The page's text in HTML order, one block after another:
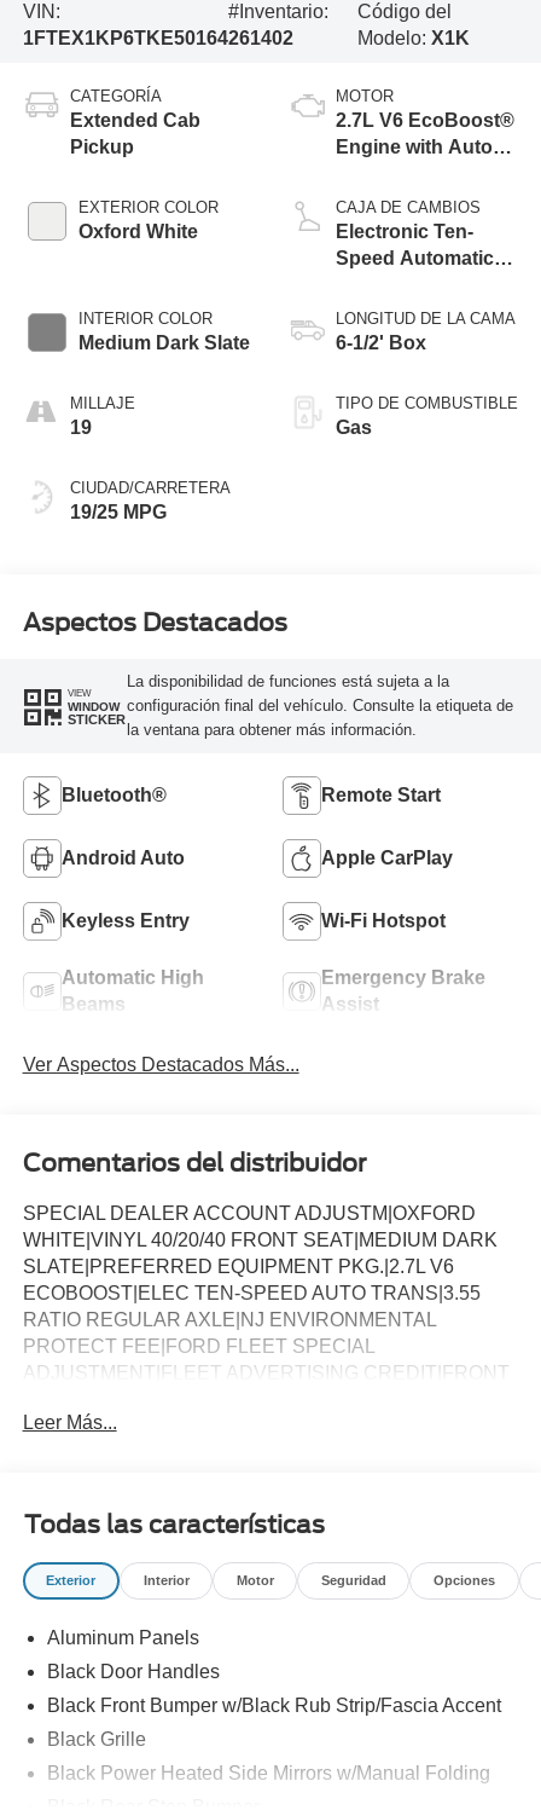
VIN:
1FTEX1KP6TKE50164
#Inventario:
261402
Código del
Modelo:X1K
CATEGORÍA
Extended Cab
Pickup
EXTERIOR COLOR
Oxford White
INTERIOR COLOR
Medium Dark Slate
MILLAJE
19
CIUDAD/CARRETERA
19/25 MPG
MOTOR
2.7L V6 EcoBoost®
Engine with Auto
Technology
CAJA DE CAMBIOS
Electronic Ten-
Speed Automatic
LONGITUD DE LA CAMA
6-1/2' Box
TIPO DE COMBUSTIBLE
Gas
Aspectos Destacados
VIEW
WINDOW
STICKER
La disponibilidad de funciones está sujeta a la
configuración final del vehículo. Consulte la etiqueta de
la ventana para obtener más información.
Bluetooth® Remote Start
Android Auto Apple CarPlay
Keyless Entry Wi-Fi Hotspot
Automatic High
Beams
Emergency Brake
Assist
Ver Aspectos Destacados Más...
Comentarios del distribuidor
SPECIAL DEALER ACCOUNT ADJUSTM|OXFORD
WHITE|VINYL 40/20/40 FRONT SEAT|MEDIUM DARK
SLATE|PREFERRED EQUIPMENT PKG.|2.7L V6
ECOBOOST|ELEC TEN-SPEED AUTO TRANS|3.55
RATIO REGULAR AXLE|NJ ENVIRONMENTAL
PROTECT FEE|FORD FLEET SPECIAL
ADJUSTMENT|FLEET ADVERTISING CREDIT|FRONT
EMISSIONS|BACKUP ALARM SYSTEM|LED WARNING
OPTION (B4A)|4009-188T01/01/25 XA221Y
Leer Más...
Todas las características
Exterior Interior Motor Seguridad Opciones
Aluminum Panels
Black Door Handles
Black Front Bumper w/Black Rub Strip/Fascia Accent
Black Grille
Black Power Heated Side Mirrors w/Manual Folding